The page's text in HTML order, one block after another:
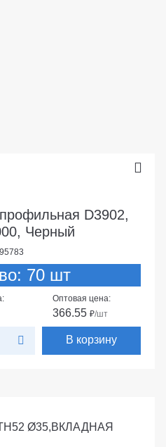
D3902,
Черный
70 шт
Оптовая цена:
366.55₽/шт
В корзину
Ø35,ВКЛАДНАЯ